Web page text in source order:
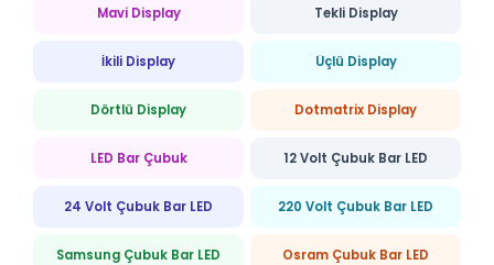
Mavi Display Tekli Display
İkili Display Üçlü Display
Dörtlü Display Dotmatrix Display
LED Bar Çubuk 12 Volt Çubuk Bar LED
24 Volt Çubuk Bar LED 220 Volt Çubuk Bar LED
Samsung Çubuk Bar LED Osram Çubuk Bar LED